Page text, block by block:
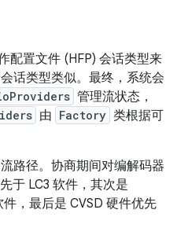
配置文件 (HFP) 会话类型来
话类型类似。最终，系统会
管理流状态，
由 Factory 类根据可
路径。协商期间对编解码器
于 LC3 软件，其次是
，最后是 CVSD 硬件优先